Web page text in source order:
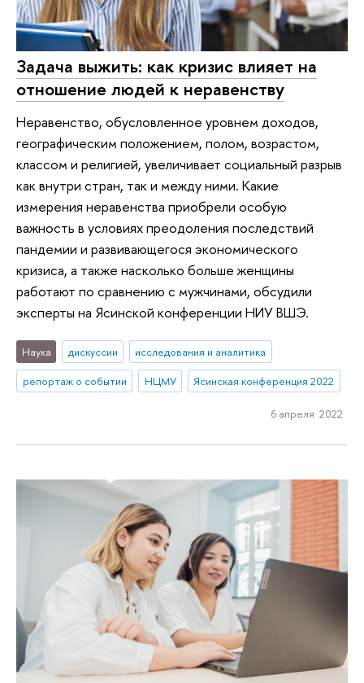
Задача выжить: как кризис влияет на
отношение людей к неравенству
Неравенство, обусловленное уровнем доходов,
географическим положением, полом, возрастом,
классом и религией, увеличивает социальный разрыв
как внутри стран, так и между ними. Какие
измерения неравенства приобрели особую
важность в условиях преодоления последствий
пандемии и развивающегося экономического
кризиса, а также насколько больше женщины
работают по сравнению с мужчинами, обсудили
эксперты на Ясинской конференции НИУ ВШЭ.
Наука дискуссии
исследования и аналитика
репортаж о событии
НЦМУ Ясинская конференция 2022
6 апреля 2022